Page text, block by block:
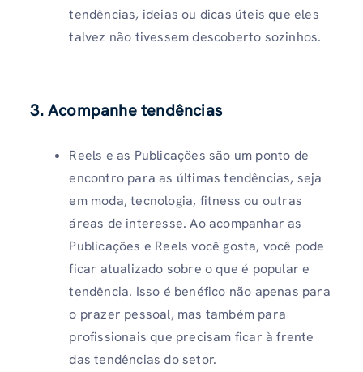
tendências, ideias ou dicas úteis que eles
talvez não tivessem descoberto sozinhos.
3. Acompanhe tendências
Reels e as Publicações são um ponto de
encontro para as últimas tendências, seja
em moda, tecnologia, fitness ou outras
áreas de interesse. Ao acompanhar as
Publicações e Reels você gosta, você pode
ficar atualizado sobre o que é popular e
tendência. Isso é benéfico não apenas para
o prazer pessoal, mas também para
profissionais que precisam ficar à frente
das tendências do setor.